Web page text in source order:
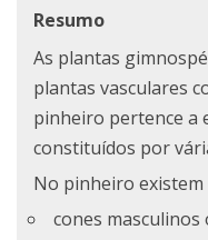
Resumo
As plantas
plantas vasculares
pinheiro pertence a
constituídos por
No pinheiro existem
cones